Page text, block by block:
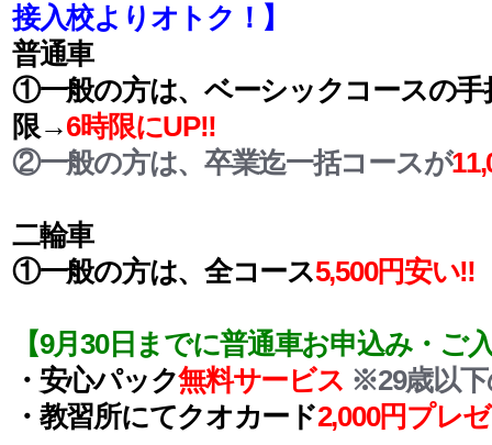
接入校よりオトク！】
普通車
①一般の方は、ベーシックコースの手
限→6時限にUP‼
②一般の方は、卒業迄一括コースが
二輪車
①一般の方は、全コース5,500円安い‼
【9月30日までに普通車お申込み・ご
・安心パック無料サービス ※29歳以
・教習所にてクオカード2,000円プレ